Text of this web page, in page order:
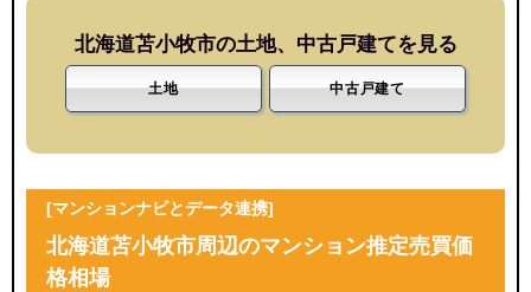
北海道苫小牧市の土地、中古戸建てを見る
土地 中古戸建て
[マンションナビとデータ連携]
北海道苫小牧市周辺のマンション推定売買価
格相場